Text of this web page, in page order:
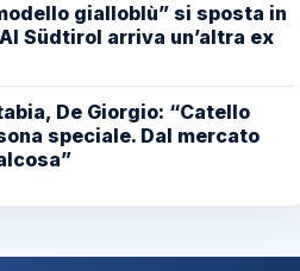
gialloblù” si sposta in
Südtirol arriva un’altra ex
De Giorgio: “Catello
speciale. Dal mercato